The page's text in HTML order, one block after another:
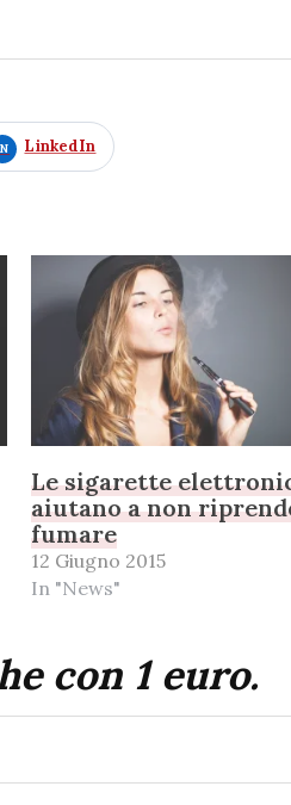
LinkedIn
Le sigarette
aiutano a non
fumare
12 Giugno 2015
In "News"
con 1 euro.